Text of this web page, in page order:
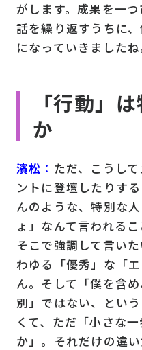
がします。成果を一
話を繰り返すうちに
になっていきましたね
「行動」
か
濱松 ： ただ、こうし
ントに登壇したりす
んのような、特別な
ょ」なんて言われるこ
そこで強調して言い
わゆる「優秀」な「
ん。そして「僕を含
別」ではない、とい
くて、ただ「小さな
か」。それだけの違い